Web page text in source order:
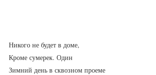
Никого не будет в доме,
Кроме сумерек. Один
Зимний день в сквозном проеме